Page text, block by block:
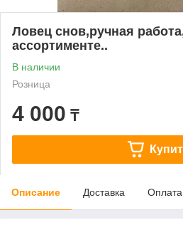
Ловец снов,ручная
ассортименте..
В наличии
Розница
4 000 ₸
Описание Доставка Оплата